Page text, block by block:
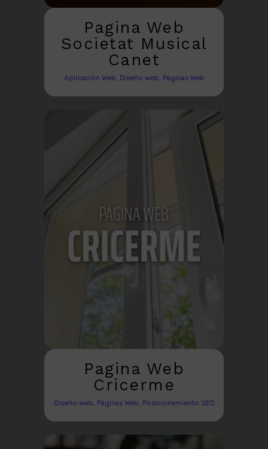
Pagina Web
Societat Musical
Canet
Aplicación Web, Diseño web, Páginas Web
Pagina Web
Cricerme
Diseño web, Páginas Web, Posicionamiento SEO